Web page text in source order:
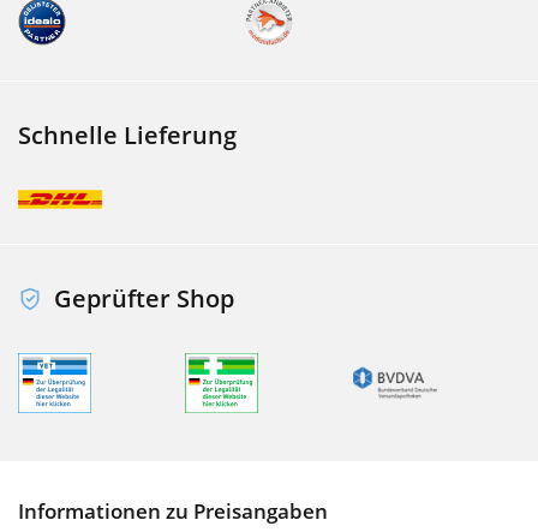
Schnelle Lieferung
Geprüfter Shop
Informationen zu Preisangaben